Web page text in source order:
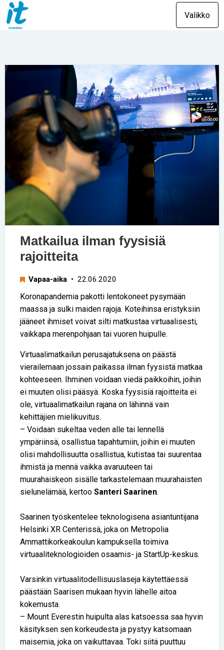
Valikko
Matkailua ilman fyysisiä
rajoitteita
Vapaa-aika • 22.06.2020
Koronapandemia pakotti lentokoneet pysymään
maassa ja sulki maiden rajoja. Koteihinsa eristyksiin
jääneet ihmiset voivat silti matkustaa virtuaalisesti,
vaikkapa merenpohjaan tai vuoren huipulle.
Virtuaalimatkailun perusajatuksena on päästä
vierailemaan jossain paikassa ilman fyysistä matkaa
kohteeseen. Ihminen voidaan viedä paikkoihin, joihin
ei muuten olisi pääsyä. Koska fyysisiä rajoitteita ei
ole, virtuaalimatkailun rajana on lähinnä vain
kehittäjien mielikuvitus.
– Voidaan sukeltaa veden alle tai lennellä
ympäriinsä, osallistua tapahtumiin, joihin ei muuten
olisi mahdollisuutta osallistua, kutistaa tai suurentaa
ihmistä ja mennä vaikka avaruuteen tai
muurahaiskeon sisälle tarkastelemaan muurahaisten
sielunelämää, kertoo Santeri Saarinen.
Saarinen työskentelee teknologisena asiantuntijana
Helsinki XR Centerissä, joka on Metropolia
Ammattikorkeakoulun kampuksella toimiva
virtuaaliteknologioiden osaamis- ja StartUp-keskus.
Varsinkin virtuaalitodellisuuslaseja käytettäessä
päästään Saarisen mukaan hyvin lähelle aitoa
kokemusta.
– Mount Everestin huipulta alas katsoessa saa hyvin
käsityksen sen korkeudesta ja pystyy katsomaan
maisemia, joka on vaikuttavaa. Toki siitä puuttuu